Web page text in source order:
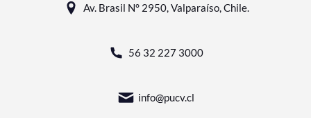
Av. Brasil N° 2950, Valparaíso, Chile.
56 32 227 3000
info@pucv.cl